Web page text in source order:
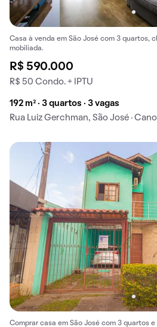
Casa à venda em São José com 3 quartos,
mobiliada.
R$ 590.000
R$ 50 Condo. + IPTU
192 m² · 3 quartos · 3 vagas
Rua Luiz Gerchman, São José ·
Comprar casa em São José com 3 quartos